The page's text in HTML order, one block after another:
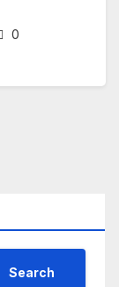
0
Search